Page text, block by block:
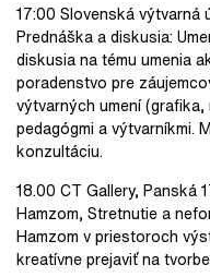
17:00 Slovenská výtvarná
Prednáška a diskusia:
diskusia na tému umenia
poradenstvo pre
výtvarných umení
pedagógmi a výtvarníkmi.
konzultáciu.
18.00 CT Gallery, Panská
Hamzom, Stretnutie a
Hamzom v priestoroch
kreatívne prejaviť na